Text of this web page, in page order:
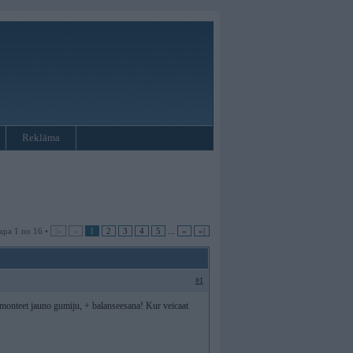
Reklāma
1 no 16 • |« « 1 2 3 4 5 » »|
#1
jauno gumiju, + balanseesana! Kur veicaat